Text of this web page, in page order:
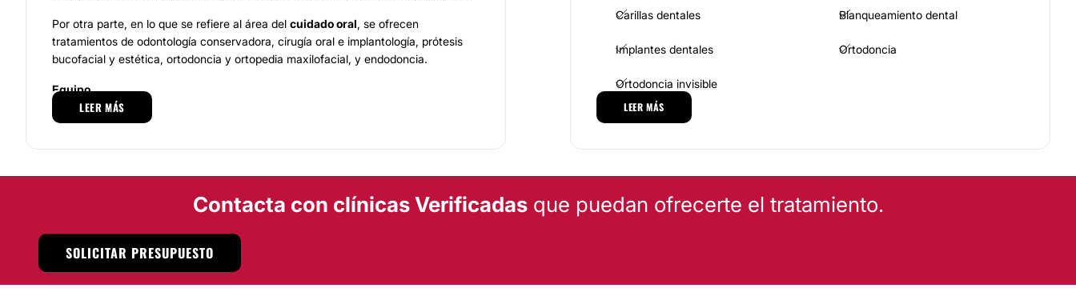
Por otra parte, en lo que se refiere al área del cuidado oral, se ofrecen
tratamientos de odontología conservadora, cirugía oral e implantología, prótesis
bucofacial y estética, ortodoncia y ortopedia maxilofacial, y endodoncia.
Equipo
La clínica sobresale por su equipo de profesionales cualificados entre los que
en endodoncia, entre otros.
Localización
La Clinica Health and Smile se encuentra ubicada en la ciudad de
España, en la Calle de Arturo Soria, 60, CP – 28027.
LEER MÁS
Carillas dentales Blanqueamiento dental
Implantes dentales Ortodoncia
Ortodoncia invisible
LEER MÁS
Contacta con clínicas Verificadasque puedan ofrecerte el tratamiento.
SOLICITAR PRESUPUESTO